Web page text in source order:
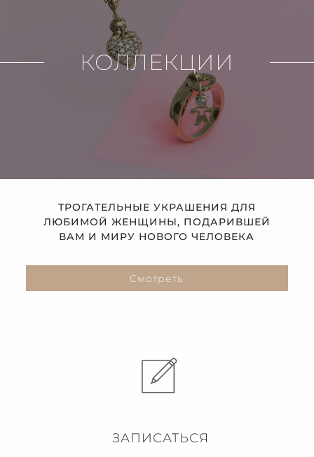
КОЛЛЕКЦИИ
ТРОГАТЕЛЬНЫЕ УКРАШЕНИЯ ДЛЯ
ЛЮБИМОЙ ЖЕНЩИНЫ, ПОДАРИВШЕЙ
ВАМ И МИРУ НОВОГО ЧЕЛОВЕКА
Смотреть
ЗАПИСАТЬСЯ